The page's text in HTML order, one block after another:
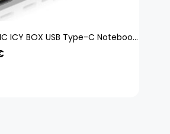
RAIDSONIC ICY BOX USB Type-C Notebook Dockingstation 60374